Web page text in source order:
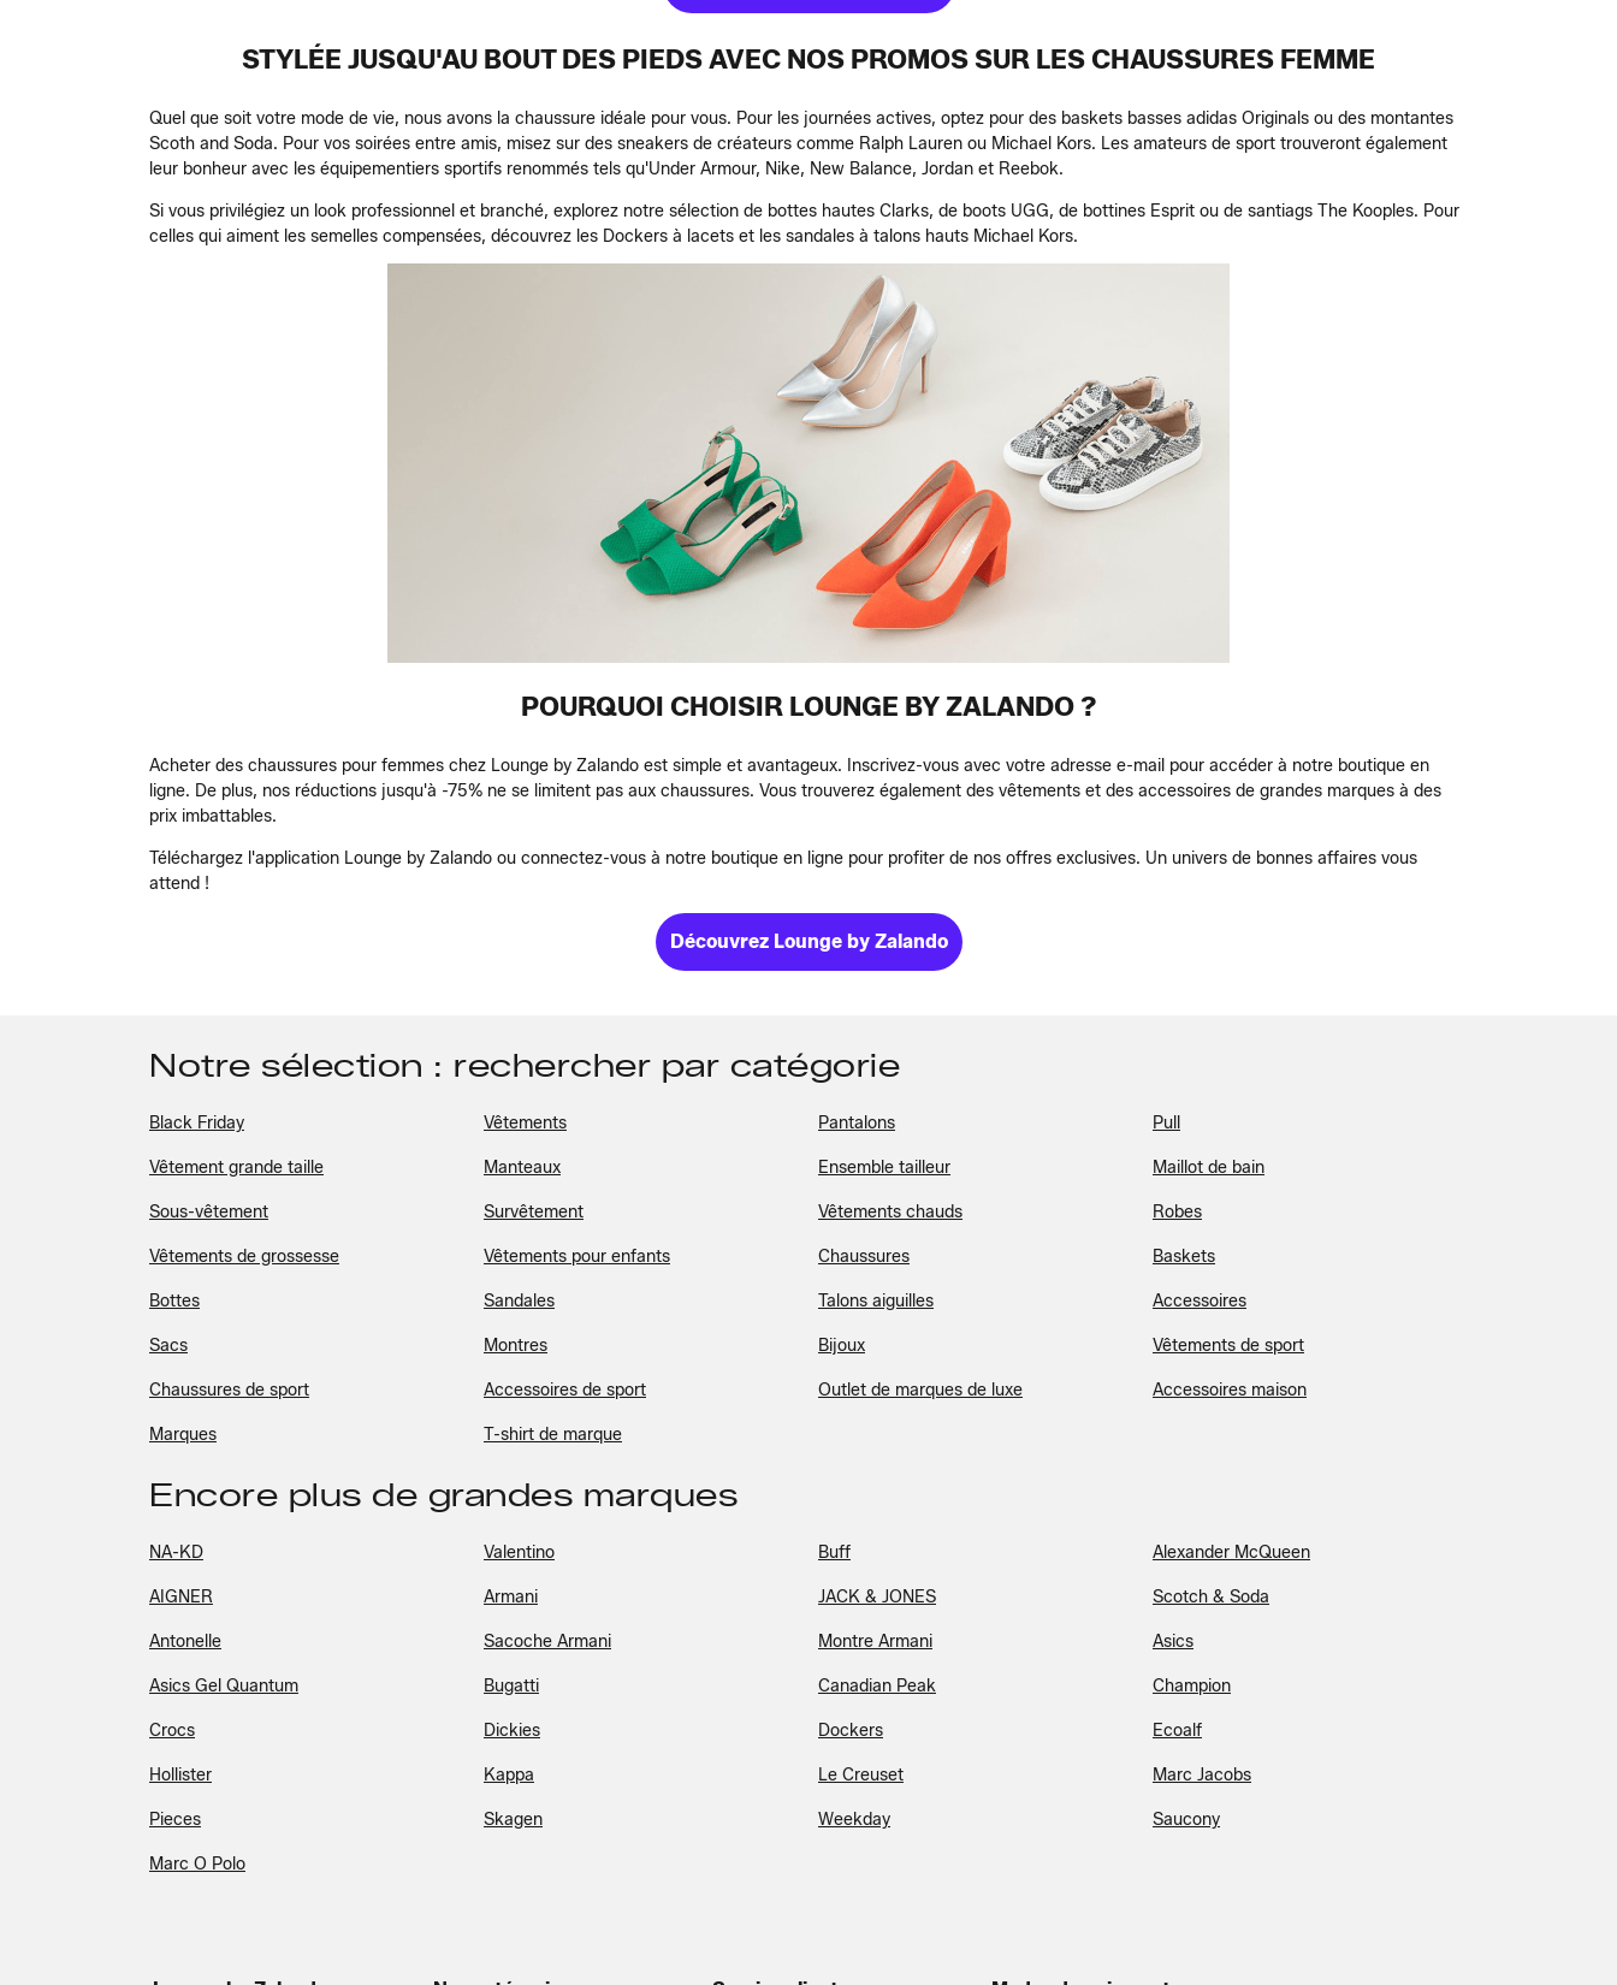
STYLÉE JUSQU'AU BOUT DES PIEDS AVEC NOS PROMOS SUR LES CHAUSSURES FEMME
Quel que soit votre mode de vie, nous avons la chaussure idéale pour vous. Pour les journées actives, optez pour des baskets basses adidas Originals ou des montantes
Scoth and Soda. Pour vos soirées entre amis, misez sur des sneakers de créateurs comme Ralph Lauren ou Michael Kors. Les amateurs de sport trouveront également
leur bonheur avec les équipementiers sportifs renommés tels qu'Under Armour, Nike, New Balance, Jordan et Reebok.
Si vous privilégiez un look professionnel et branché, explorez notre sélection de bottes hautes Clarks, de boots UGG, de bottines Esprit ou de santiags The Kooples. Pour
celles qui aiment les semelles compensées, découvrez les Dockers à lacets et les sandales à talons hauts Michael Kors.
POURQUOI CHOISIR LOUNGE BY ZALANDO ?
Acheter des chaussures pour femmes chez Lounge by Zalando est simple et avantageux. Inscrivez-vous avec votre adresse e-mail pour accéder à notre boutique en
ligne. De plus, nos réductions jusqu'à -75% ne se limitent pas aux chaussures. Vous trouverez également des vêtements et des accessoires de grandes marques à des
prix imbattables.
Téléchargez l'application Lounge by Zalando ou connectez-vous à notre boutique en ligne pour profiter de nos offres exclusives. Un univers de bonnes affaires vous
attend !
Découvrez Lounge by Zalando
Notre sélection : rechercher par catégorie
Black Friday Vêtements Pantalons Pull
Vêtement grande taille Manteaux Ensemble tailleur Maillot de bain
Sous-vêtement Survêtement Vêtements chauds Robes
Vêtements de grossesse Vêtements pour enfants Chaussures Baskets
Bottes Sandales Talons aiguilles Accessoires
Sacs Montres Bijoux Vêtements de sport
Chaussures de sport Accessoires de sport Outlet de marques de luxe Accessoires maison
Marques T-shirt de marque
Encore plus de grandes marques
NA-KD Valentino Buff Alexander McQueen
AIGNER Armani JACK & JONES Scotch & Soda
Antonelle Sacoche Armani Montre Armani Asics
Asics Gel Quantum Bugatti Canadian Peak Champion
Crocs Dickies Dockers Ecoalf
Hollister Kappa Le Creuset Marc Jacobs
Pieces Skagen Weekday Saucony
Marc O Polo